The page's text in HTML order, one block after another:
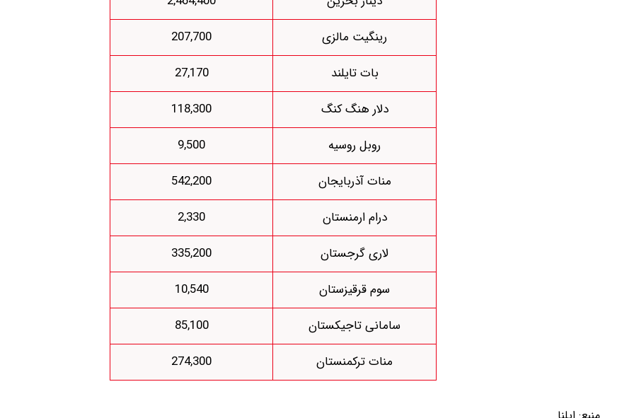
رینگیت مالزی
207,700
بات تایلند
27,170
دلار هنگ کنگ
118,300
روبل روسیه
9,500
منات آذربایجان
542,200
درام ارمنستان
2,330
لاری گرجستان
335,200
سوم قرقیزستان
10,540
سامانی تاجیکستان
85,100
منات ترکمنستان
274,300